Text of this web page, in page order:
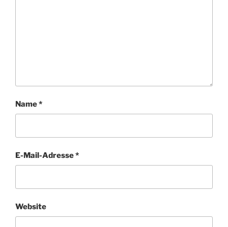
Name*
E-Mail-Adresse*
Website